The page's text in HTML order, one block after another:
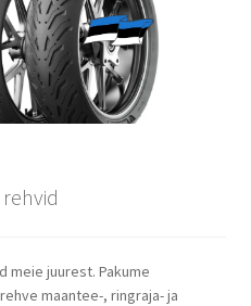
juurest. Pakume
maantee-, ringraja- ja